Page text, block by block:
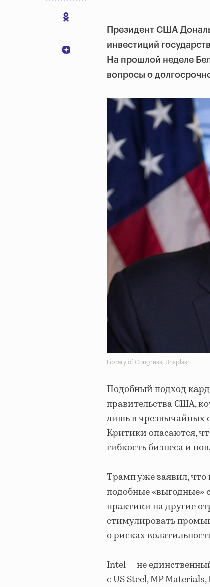
Президент США
инвестиций
На прошлой неделе
вопросы о
Library of Congress, Unsplash
Подобный подход
правительства США,
лишь в чрезвычайных
Критики опасаются,
гибкость бизнеса и
Трамп уже заявил,
подобные «выгодные»
практики на другие
стимулировать
о рисках
Intel — не
с US Steel, MP